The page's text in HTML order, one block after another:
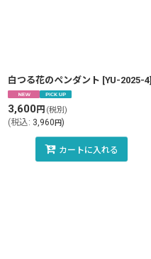
白つる花のペンダント [YU-2025-4]
3,600円 (税別)
(税込: 3,960円)
カートに入れる